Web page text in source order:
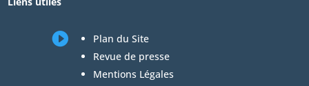

Plan du Site
Revue de presse
Mentions Légales